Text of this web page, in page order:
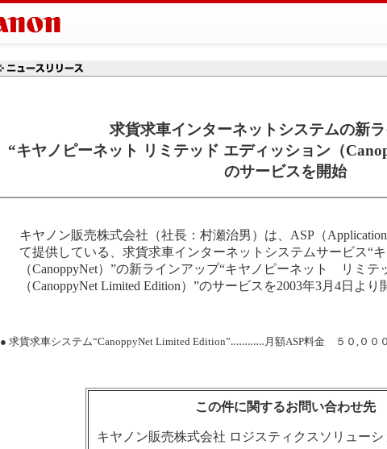
求貨求車インターネットシステムの新
“キヤノピーネット リミテッド エディッション（
のサービスを開始
キヤノン販売株式会社（社長：村瀬治男）は、ASP（Application
て提供している、求貨求車インターネットシステムサービス“
（CanoppyNet）”の新ラインアップ“キヤノピーネット リミ
（CanoppyNet Limited Edition）”のサービスを2003年3月4日より
● 求貨求車システム“CanoppyNet Limited Edition”‥‥‥‥‥‥月額ASP料金 ５０,００
この件に関するお問い合わせ先
キヤノン販売株式会社 ロジスティクスソリュー